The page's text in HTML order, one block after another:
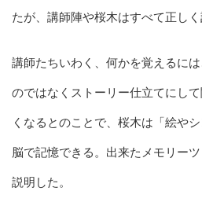
たが、講師陣や桜木はすべて正しく
講師たちいわく、何かを覚えるに
のではなくストーリー仕立てにし
くなるとのことで、桜木は「絵や
脳で記憶できる。出来たメモリー
説明した。